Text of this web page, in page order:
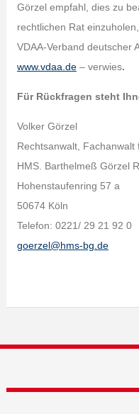
Görzel empfahl, dies zu
rechtlichen Rat
VDAA-Verband deutscher
www.vdaa.de– verwies.
Für Rückfragen steht
Volker Görzel
Rechtsanwalt, Fachanwalt
HMS. Barthelmeß Görzel
Hohenstaufenring 57 a
50674 Köln
Telefon: 0221/ 29 21 92
goerzel@hms-bg.de